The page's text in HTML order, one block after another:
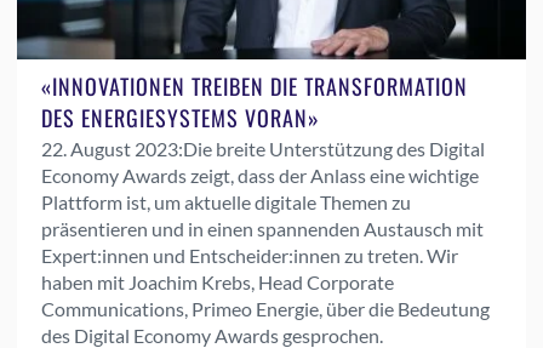
«INNOVATIONEN TREIBEN DIE TRANSFORMATION
DES ENERGIESYSTEMS VORAN»
22. August 2023:Die breite Unterstützung des Digital
Economy Awards zeigt, dass der Anlass eine wichtige
Plattform ist, um aktuelle digitale Themen zu
präsentieren und in einen spannenden Austausch mit
Expert:innen und Entscheider:innen zu treten. Wir
haben mit Joachim Krebs, Head Corporate
Communications, Primeo Energie, über die Bedeutung
des Digital Economy Awards gesprochen.